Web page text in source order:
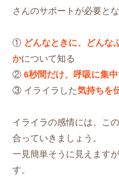
さんのサポートが必要と
① どんなときに、どんな
かについて知る
② 6秒間だけ、呼吸に集中
③ イライラした気持ちを
イライラの感情には、こ
合っていきましょう。
一見簡単そうに見えます
す。